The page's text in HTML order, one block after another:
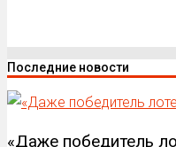
Последние новости
«Даже победитель